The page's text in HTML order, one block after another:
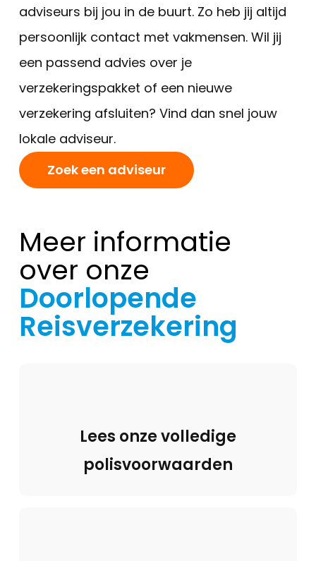
adviseurs bij jou in de buurt. Zo heb jij altijd
persoonlijk contact met vakmensen. Wil jij
een passend advies over je
verzekeringspakket of een nieuwe
verzekering afsluiten? Vind dan snel jouw
lokale adviseur.
Zoek een adviseur
Meer informatie
over onze
Doorlopende
Reisverzekering
Lees onze volledige
polisvoorwaarden